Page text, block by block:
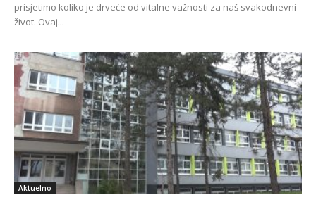
prisjetimo koliko je drveće od vitalne važnosti za naš svakodnevni
život. Ovaj...
Aktuelno